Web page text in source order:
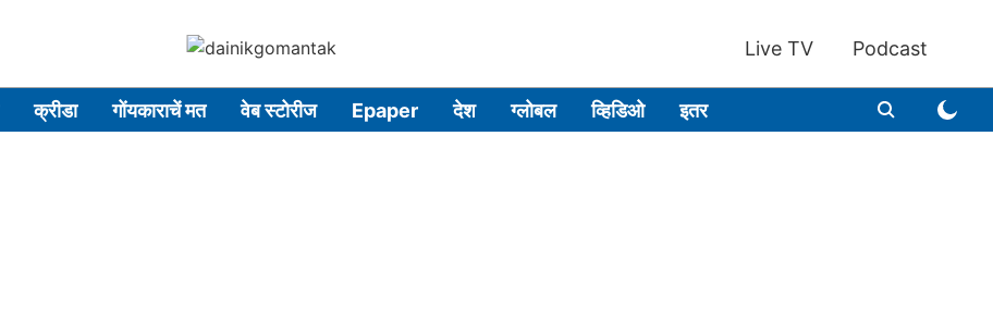
Live TV Podcast
क्रीडा गोंयकाराचें मत वेब स्टोरीज Epaper देश ग्लोबल व्हिडिओ इतर